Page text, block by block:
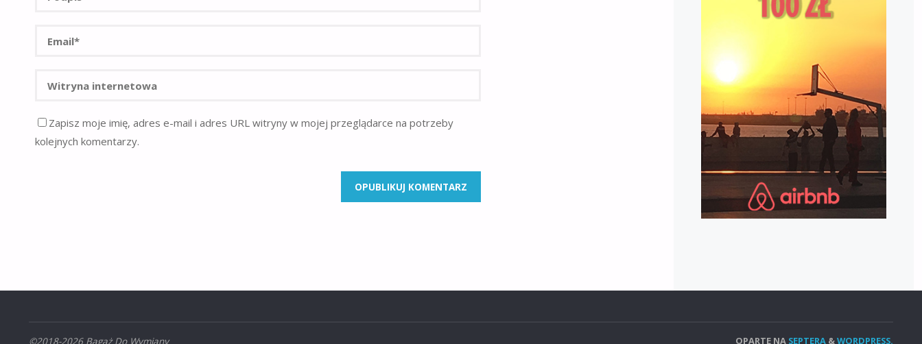
Zapisz moje imię, adres e-mail i adres URL witryny w mojej przeglądarce na potrzeby
kolejnych komentarzy.
©2018-2026 Bagaż Do Wymiany OPARTE NA SEPTERA &WORDPRESS.